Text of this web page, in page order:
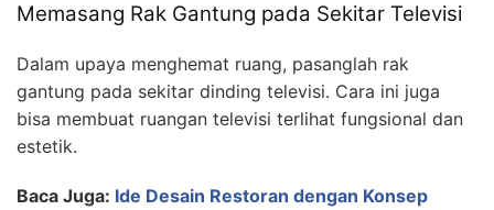
Memasang Rak Gantung pada Sekitar Televisi
Dalam upaya menghemat ruang, pasanglah rak
gantung pada sekitar dinding televisi. Cara ini juga
bisa membuat ruangan televisi terlihat fungsional dan
estetik.
Baca Juga: Ide Desain Restoran dengan Konsep